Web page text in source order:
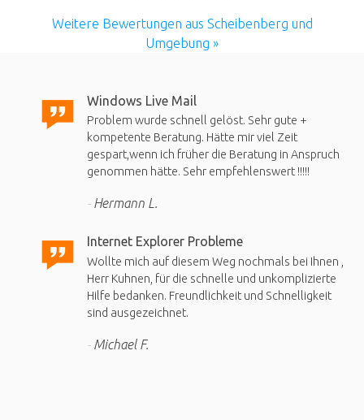
Weitere Bewertungen aus Scheibenberg und
Umgebung »
Windows Live Mail
Problem wurde schnell gelöst. Sehr gute +
kompetente Beratung. Hätte mir viel Zeit
gespart,wenn ich früher die Beratung in Anspruch
genommen hätte. Sehr empfehlenswert !!!!!
Hermann L.
Internet Explorer Probleme
Wollte mich auf diesem Weg nochmals bei Ihnen ,
Herr Kuhnen, für die schnelle und unkomplizierte
Hilfe bedanken. Freundlichkeit und Schnelligkeit
sind ausgezeichnet.
Michael F.